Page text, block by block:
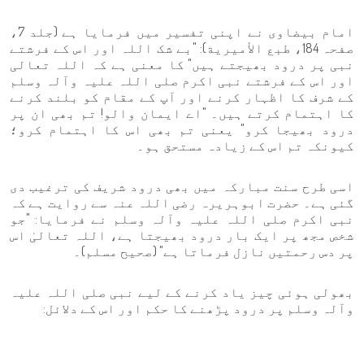
امام بیضاوی نے اپنی تفسیر میں فرمایا ہے (جلد 7،
صفحہ 184، طبع الأميرية): "بے شک اللہ اور اس کے فرشتے
نبی پر درود بھیجتے ہیں" کا معنی ہے کہ اللہ تعالی
اور اس کے فرشتے نبی اکرم صلی اللہ علیہ وآلہ وسلم
کے شرف کا اظہار کرنے اور آپ کے مقام کو بلند کرنے
کا اہتمام کرتے ہیں۔ "اے ایمان والو! تم بھی ان پر
درود بھیجا کرو" یعنی تم بھی اس کا اہتمام کرو؛
کیونکہ تم اس کے زیادہ مستحق ہو۔
اسی طرح سنت مبارکہ میں بھی درود شریف کی ترغیب دی
گئی ہے۔ حضرت ابوہریرہ رضی اللہ عنہ سے روایت ہے کہ
نبی اکرم صلی اللہ علیہ وآلہ وسلم نے فرمایا: "جو
شخص مجھ پر ایک بار درود بھیجتا ہے، اللہ تعالیٰ اس
پر دس رحمتیں نازل فرماتا ہے" (صحیح مسلم)۔
بھولی ہوئی چیز یاد کرنے کے لیے نبی صلی اللہ علیہ
وآلہ وسلم پر درود پڑھنے کا حکم اور اس کے دلائل: